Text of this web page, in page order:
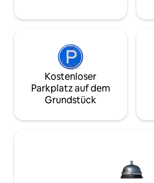
Kostenloser
Parkplatz auf dem
Grundstück